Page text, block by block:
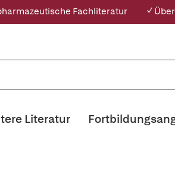
Fachliteratur ✓
Literatur